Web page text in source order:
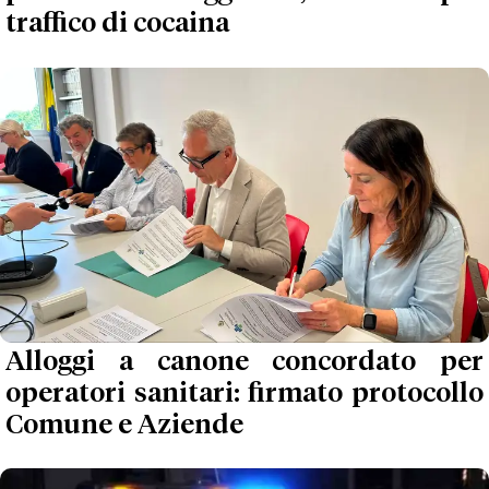
traffico di cocaina
Alloggi a canone concordato per
operatori sanitari: firmato protocollo
Comune e Aziende